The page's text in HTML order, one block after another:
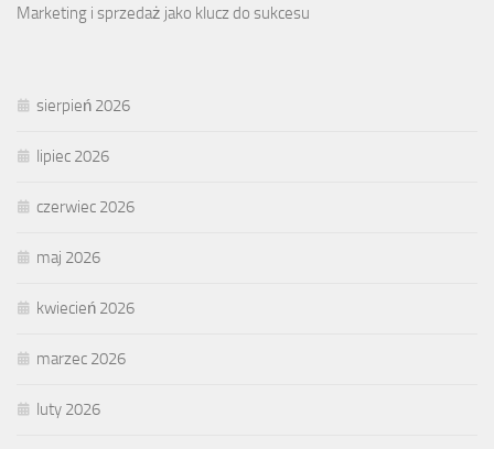
Marketing i sprzedaż jako klucz do sukcesu
sierpień 2026
lipiec 2026
czerwiec 2026
maj 2026
kwiecień 2026
marzec 2026
luty 2026